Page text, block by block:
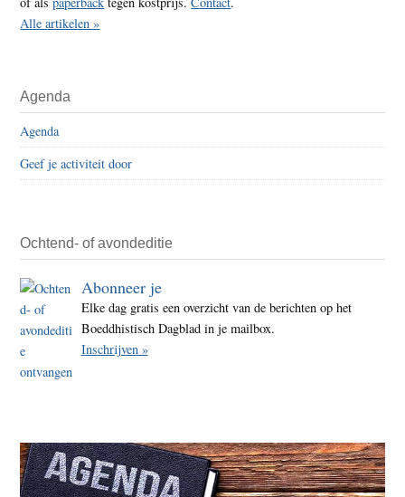
Alle artikelen »
Agenda
Agenda
Geef je activiteit door
Ochtend- of avondeditie
Abonneer je
Elke dag gratis een overzicht van de berichten op het
Boeddhistisch Dagblad in je mailbox.
Inschrijven »